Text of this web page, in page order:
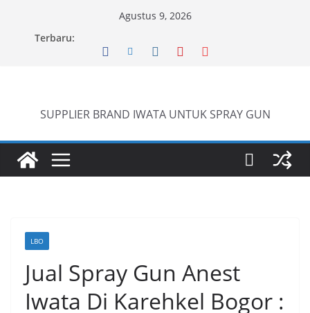
Agustus 9, 2026
Terbaru:
SUPPLIER BRAND IWATA UNTUK SPRAY GUN
LBO
Jual Spray Gun Anest
Iwata Di Karehkel Bogor :